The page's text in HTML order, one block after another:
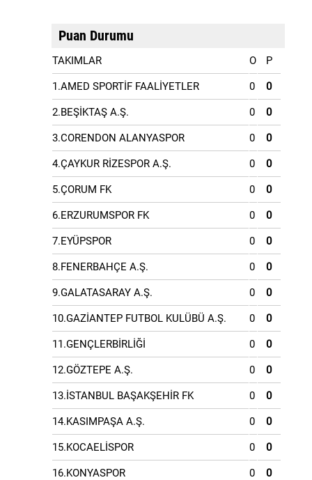
Puan Durumu
TAKIMLAR O P
1.AMED SPORTİF FAALİYETLER 0 0
2.BEŞİKTAŞ A.Ş. 0 0
3.CORENDON ALANYASPOR 0 0
4.ÇAYKUR RİZESPOR A.Ş. 0 0
5.ÇORUM FK 0 0
6.ERZURUMSPOR FK 0 0
7.EYÜPSPOR 0 0
8.FENERBAHÇE A.Ş. 0 0
9.GALATASARAY A.Ş. 0 0
10.GAZİANTEP FUTBOL KULÜBÜ A.Ş. 0 0
11.GENÇLERBİRLİĞİ 0 0
12.GÖZTEPE A.Ş. 0 0
13.İSTANBUL BAŞAKŞEHİR FK 0 0
14.KASIMPAŞA A.Ş. 0 0
15.KOCAELİSPOR 0 0
16.KONYASPOR 0 0